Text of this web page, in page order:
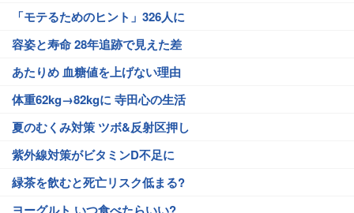
「モテるためのヒント」326人に
容姿と寿命 28年追跡で見えた差
あたりめ 血糖値を上げない理由
体重62kg→82kgに 寺田心の生活
夏のむくみ対策 ツボ&反射区押し
紫外線対策がビタミンD不足に
緑茶を飲むと死亡リスク低まる?